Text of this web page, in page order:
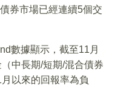
券市場已經連續5個交
數據顯示，截至11月
中長期/短期/混合債券
以來的回報率為負